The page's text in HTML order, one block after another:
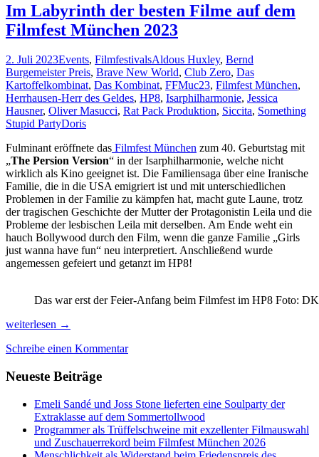
Im Labyrinth der besten Filme auf dem
Filmfest München 2023
2. Juli 2023Events, FilmfestivalsAldous Huxley, Bernd
Burgemeister Preis, Brave New World, Club Zero, Das
Kartoffelkombinat, Das Kombinat, FFMuc23, Filmfest München,
Herrhausen-Herr des Geldes, HP8, Isarphilharmonie, Jessica
Hausner, Oliver Masucci, Rat Pack Produktion, Siccita, Something
Stupid PartyDoris
Fulminant eröffnete das Filmfest München zum 40. Geburtstag mit
„The Persion Version“ in der Isarphilharmonie, welche nicht
wirklich als Kino geeignet ist. Die Familiensaga über eine Iranische
Familie, die in die USA emigriert ist und mit unterschiedlichen
Problemen in der Familie zu kämpfen hat, macht gute Laune, trotz
der tragischen Geschichte der Mutter der Protagonistin Leila und die
Probleme der lesbischen Leila mit derselben. Am Ende weht ein
hauch Bollywood durch den Film, wenn die ganze Familie „Girls
just wanna have fun“ neu interpretiert. Anschließend wurde
angemessen gefeiert und getanzt im HP8!
Das war erst der Feier-Anfang beim Filmfest im HP8 Foto: DK
Im
der
Filme
dem
Filmfest
München
weiterlesen →
Schreibe einen Kommentar
Neueste Beiträge
Emeli Sandé und Joss Stone lieferten eine Soulparty der
Extraklasse auf dem Sommertollwood
Programmer als Trüffelschweine mit exzellenter Filmauswahl
und Zuschauerrekord beim Filmfest München 2026